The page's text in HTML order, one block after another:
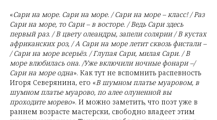
«Сари на море. Сари на море. / Сари на море – класс! / Раз
Сари на море, то Сари – в восторе. / Ведь Сари здесь
первый раз. / В цвету олеандры, запели солярии / В кустах
африканских роз, / А Сари на море летит сквозь фистали –
/ Сари на море всерьёз. / Глупая Сари, милая Сари. / В
море влюбилась она. /Уже включили ночные фонари –/
Сари на море одна». Как тут не вспомнить распевность
Игоря Северянина, его «В шумном платье муаровом, в
шумном платье муарово, по алее олуненной вы
проходите морево». И можно заметить, что поэт уже в
раннем возрасте мастерски, свободно владеет этим